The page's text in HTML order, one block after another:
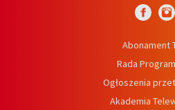
Abonament
Rada
Ogłoszenia
Akademia